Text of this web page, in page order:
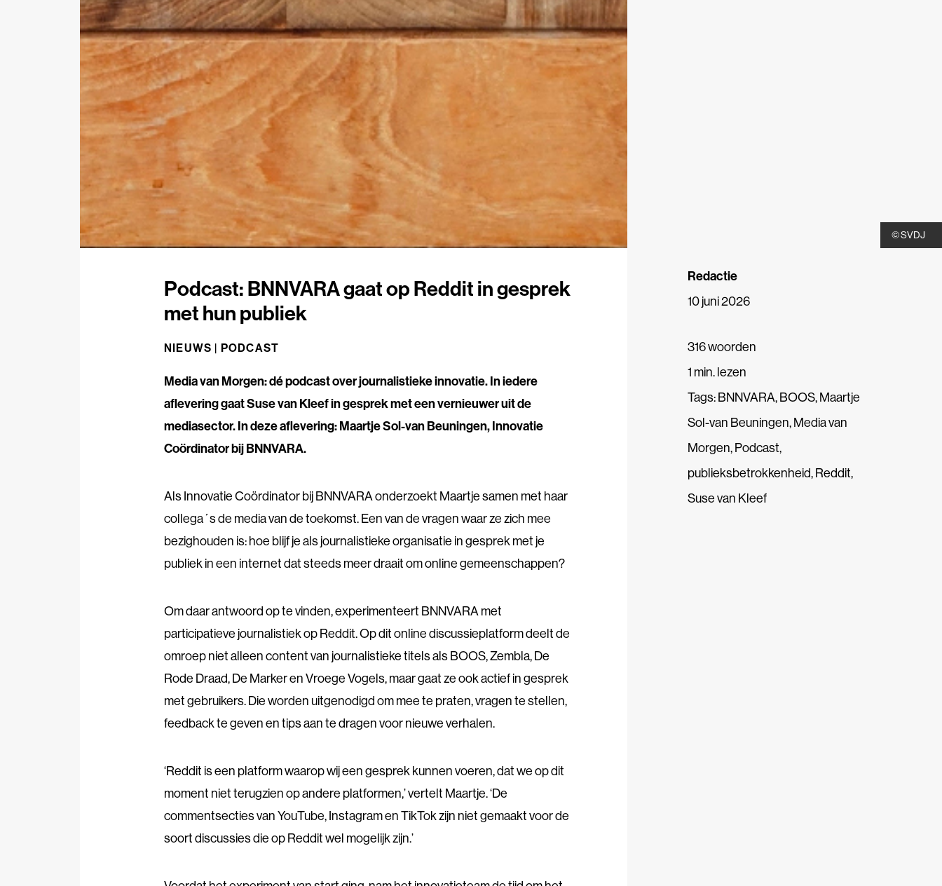
© SVDJ
Podcast: BNNVARA gaat op Reddit in gesprek
met hun publiek
NIEUWS | PODCAST
Media van Morgen: dé podcast over journalistieke innovatie. In iedere
aflevering gaat Suse van Kleef in gesprek met een vernieuwer uit de
mediasector. In deze aflevering: Maartje Sol-van Beuningen, Innovatie
Coördinator bij BNNVARA.
Als Innovatie Coördinator bij BNNVARA onderzoekt Maartje samen met haar
collega´s de media van de toekomst. Een van de vragen waar ze zich mee
bezighouden is: hoe blijf je als journalistieke organisatie in gesprek met je
publiek in een internet dat steeds meer draait om online gemeenschappen?
Om daar antwoord op te vinden, experimenteert BNNVARA met
participatieve journalistiek op Reddit. Op dit online discussieplatform deelt de
omroep niet alleen content van journalistieke titels als BOOS, Zembla, De
Rode Draad, De Marker en Vroege Vogels, maar gaat ze ook actief in gesprek
met gebruikers. Die worden uitgenodigd om mee te praten, vragen te stellen,
feedback te geven en tips aan te dragen voor nieuwe verhalen.
‘Reddit is een platform waarop wij een gesprek kunnen voeren, dat we op dit
moment niet terugzien op andere platformen,’ vertelt Maartje. ‘De
commentsecties van YouTube, Instagram en TikTok zijn niet gemaakt voor de
soort discussies die op Reddit wel mogelijk zijn.’
Redactie
10 juni 2026
316 woorden
1 min. lezen
Tags:BNNVARA,BOOS,Maartje
Sol-van Beuningen,Media van
Morgen,Podcast,
publieksbetrokkenheid,Reddit,
Suse van Kleef